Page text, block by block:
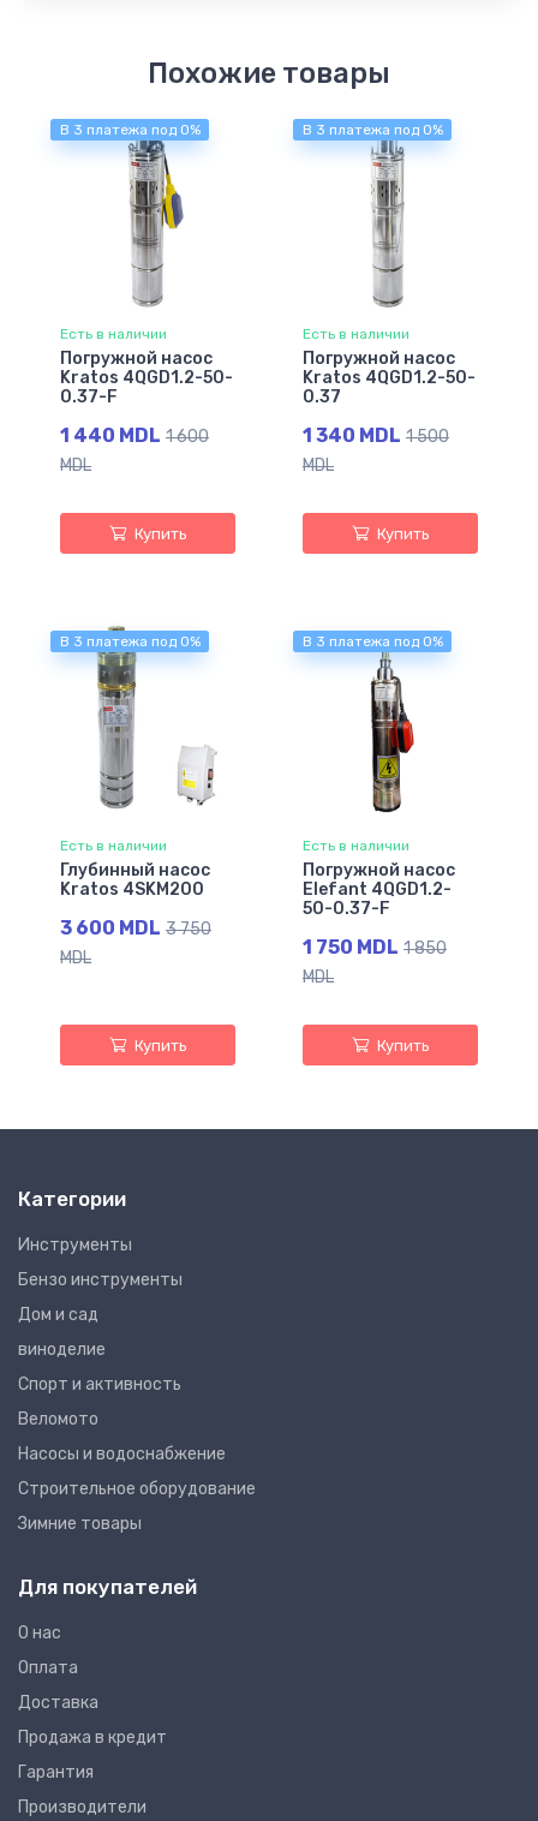
Похожие товары
В 3 платежа под 0%
Есть в наличии
Погружной насос
Kratos 4QGD1.2-50-
0.37-F
1 440 MDL 1 600
MDL
Купить
В 3 платежа под 0%
Есть в наличии
Погружной насос
Kratos 4QGD1.2-50-
0.37
1 340 MDL 1 500
MDL
Купить
В 3 платежа под 0%
Есть в наличии
Глубинный насос
Kratos 4SKM200
3 600 MDL 3 750
MDL
Купить
В 3 платежа под 0%
Есть в наличии
Погружной насос
Elefant 4QGD1.2-
50-0.37-F
1 750 MDL 1 850
MDL
Купить
Категории
Инструменты
Бензо инструменты
Дом и сад
виноделие
Спорт и активность
Веломото
Насосы и водоснабжение
Строительное оборудование
Зимние товары
Для покупателей
О нас
Оплата
Доставка
Продажа в кредит
Гарантия
Производители